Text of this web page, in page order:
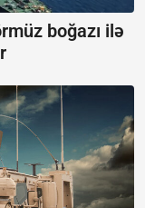
boğazı ilə